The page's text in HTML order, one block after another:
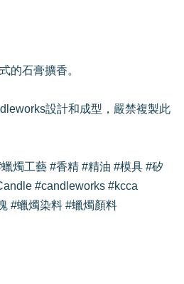
的石膏擴香。
設計和成型，嚴禁複製此
燭工藝 #香精 #精油 #模具 #矽
#candleworks #kcca
#蠟燭染料 #蠟燭顏料